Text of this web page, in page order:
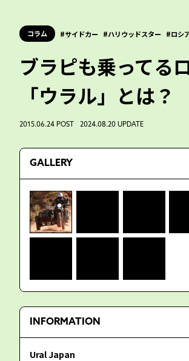
コラム サイドカー ハリウッドスター ロシ
ブラピも乗ってる
「ウラル」とは？
2015.06.24 POST 2024.08.20 UPDATE
GALLERY
INFORMATION
Ural Japan